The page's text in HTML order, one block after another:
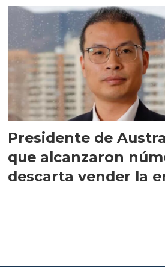
Presidente de
que alcanzaron
descarta vender la